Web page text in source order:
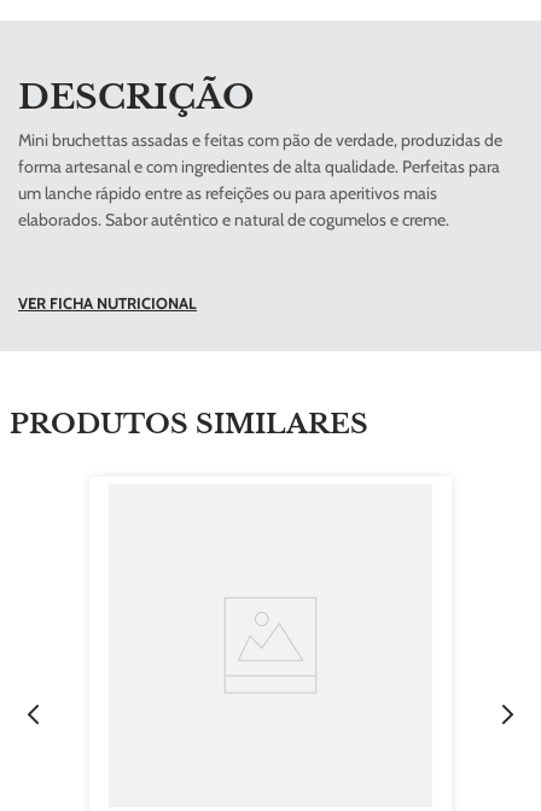
DESCRIÇÃO
Mini bruchettas assadas e feitas com pão de verdade, produzidas de
forma artesanal e com ingredientes de alta qualidade. Perfeitas para
um lanche rápido entre as refeições ou para aperitivos mais
elaborados. Sabor autêntico e natural de cogumelos e creme.
VER FICHA NUTRICIONAL